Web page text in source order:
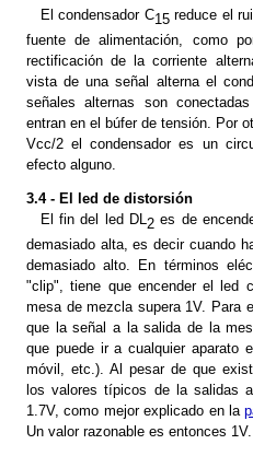
El condensador C15reduce el
fuente de alimentación, como
rectificación de la corriente
vista de una señal alterna el
señales alternas son
entran en el búfer de tensión. Por
Vcc/2 el condensador es un
efecto alguno.
3.4 - El led de distorsión
El fin del led DL2es de
demasiado alta, es decir cuando
demasiado alto. En términos
"clip", tiene que encender el led
mesa de mezcla supera 1V. Para
que la señal a la salida de la
que puede ir a cualquier aparato
móvil, etc.). Al pesar de que
los valores típicos de la salidas
1.7V, como mejor explicado en la
Un valor razonable es entonces 1V.